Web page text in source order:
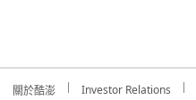
關於酷澎 Investor Relations